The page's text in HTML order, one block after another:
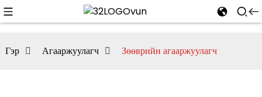
Гэр Агааржуулагч Зөөврийн агааржуулагч